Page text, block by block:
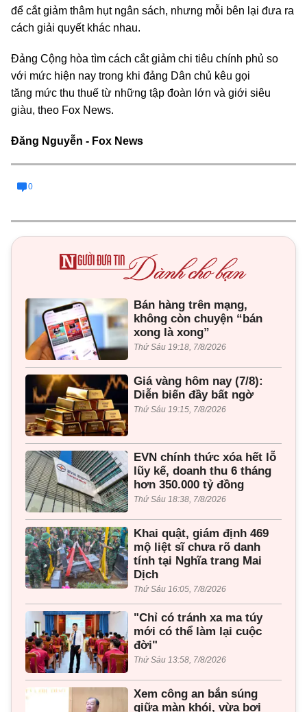
để cắt giảm thâm hụt ngân sách, nhưng mỗi bên lại đưa ra
cách giải quyết khác nhau.
Đảng Cộng hòa tìm cách cắt giảm chi tiêu chính phủ so
với mức hiện nay trong khi đảng Dân chủ kêu gọi
tăng mức thu thuế từ những tập đoàn lớn và giới siêu
giàu, theo Fox News.
Đăng Nguyễn - Fox News
0
Bán hàng trên mạng,
không còn chuyện “bán
xong là xong”
Thứ Sáu 19:18, 7/8/2026
Giá vàng hôm nay (7/8):
Diễn biến đầy bất ngờ
Thứ Sáu 19:15, 7/8/2026
EVN chính thức xóa hết lỗ
lũy kế, doanh thu 6 tháng
hơn 350.000 tỷ đồng
Thứ Sáu 18:38, 7/8/2026
Khai quật, giám định 469
mộ liệt sĩ chưa rõ danh
tính tại Nghĩa trang Mai
Dịch
Thứ Sáu 16:05, 7/8/2026
"Chỉ có tránh xa ma túy
mới có thể làm lại cuộc
đời"
Thứ Sáu 13:58, 7/8/2026
Xem công an bắn súng
giữa màn khói, vừa bơi